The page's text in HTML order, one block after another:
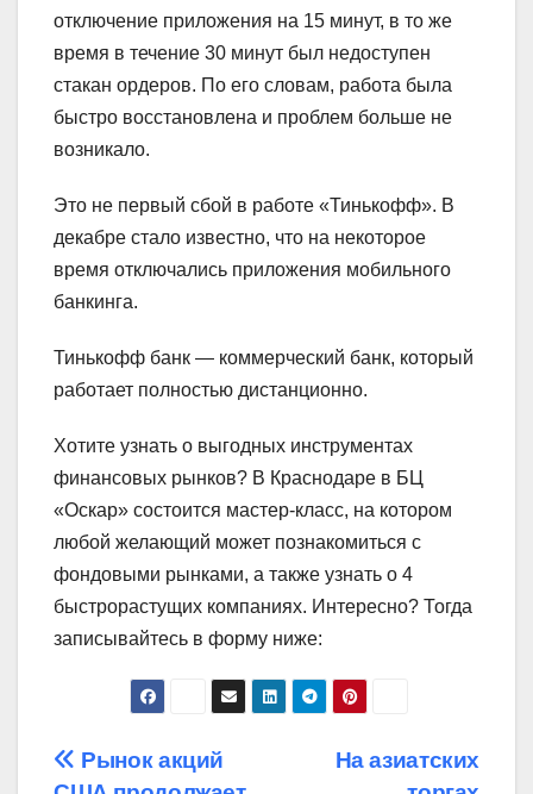
отключение приложения на 15 минут, в то же
время в течение 30 минут был недоступен
стакан ордеров. По его словам, работа была
быстро восстановлена и проблем больше не
возникало.
Это не первый сбой в работе «Тинькофф». В
декабре стало известно, что на некоторое
время отключались приложения мобильного
банкинга.
Тинькофф банк — коммерческий банк, который
работает полностью дистанционно.
Хотите узнать о выгодных инструментах
финансовых рынков? В Краснодаре в БЦ
«Оскар» состоится мастер-класс, на котором
любой желающий может познакомиться с
фондовыми рынками, а также узнать о 4
быстрорастущих компаниях. Интересно? Тогда
записывайтесь в форму ниже:
Навигация
На азиатских
Рынок акций